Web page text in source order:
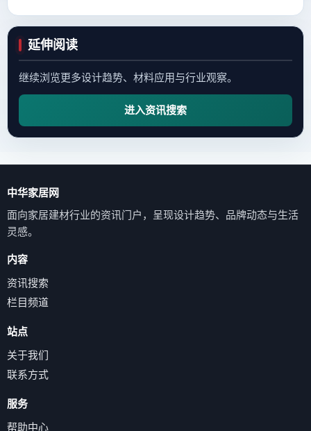
延伸阅读
继续浏览更多设计趋势、材料应用与行业观察。
进入资讯搜索
中华家居网
面向家居建材行业的资讯门户，呈现设计趋势、品牌动态与生活
灵感。
内容
资讯搜索
栏目频道
站点
关于我们
联系方式
服务
帮助中心